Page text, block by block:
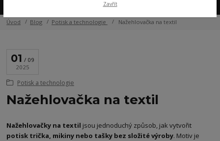
Úvod Blog Potisk a technologie Nažehlovačka na textil
01
09
2025
Potisk a technologie
Nažehlovačka na textil
Nažehlovačky na textil jsou jednoduchý způsob, jak vytvořit
potisk trička, mikiny nebo tašky bez složité výroby. Motiv je
Zavřít